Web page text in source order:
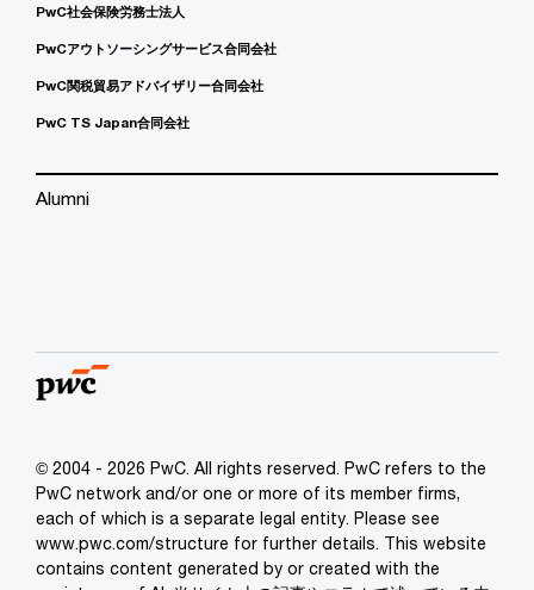
PwC社会保険労務士法人
PwCアウトソーシングサービス合同会社
PwC関税貿易アドバイザリー合同会社
PwC TS Japan合同会社
Alumni
© 2004 - 2026 PwC. All rights reserved. PwC refers to the
PwC network and/or one or more of its member firms,
each of which is a separate legal entity. Please see
www.pwc.com/structure for further details. This website
contains content generated by or created with the